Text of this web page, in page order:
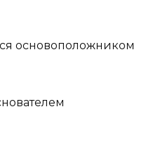
основоположником